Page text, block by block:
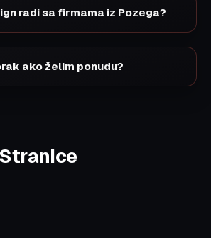
radi sa firmama iz Pozega?
ako želim ponudu?